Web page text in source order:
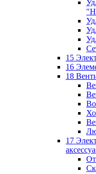
15
16
18
17